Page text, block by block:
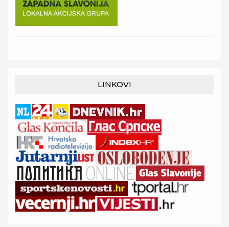
LINKOVI